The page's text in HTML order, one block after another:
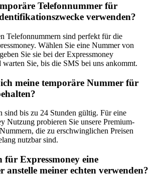
Telefonnummer für
verwenden?
Telefonnummern sind perfekt für die
Wählen Sie eine Nummer von
Sie sie bei der Expressmoney
Sie, bis die SMS bei uns ankommt.
meine temporäre Nummer für
sind bis zu 24 Stunden gültig. Für eine
Nutzung probieren Sie unsere Premium-
die zu erschwinglichen Preisen
nutzbar sind.
für Expressmoney eine
anstelle meiner echten verwenden?